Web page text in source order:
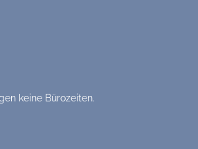
keine Bürozeiten.